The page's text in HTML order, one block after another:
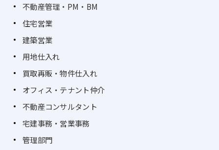
不動産管理・PM・BM
住宅営業
建築営業
用地仕入れ
買取再販・物件仕入れ
オフィス・テナント仲介
不動産コンサルタント
宅建事務・営業事務
管理部門